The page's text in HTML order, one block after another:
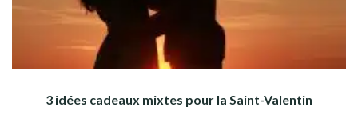
3 idées cadeaux mixtes pour la Saint-Valentin